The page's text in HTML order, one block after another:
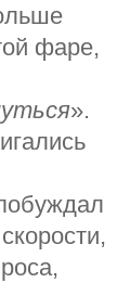
фаре,
».